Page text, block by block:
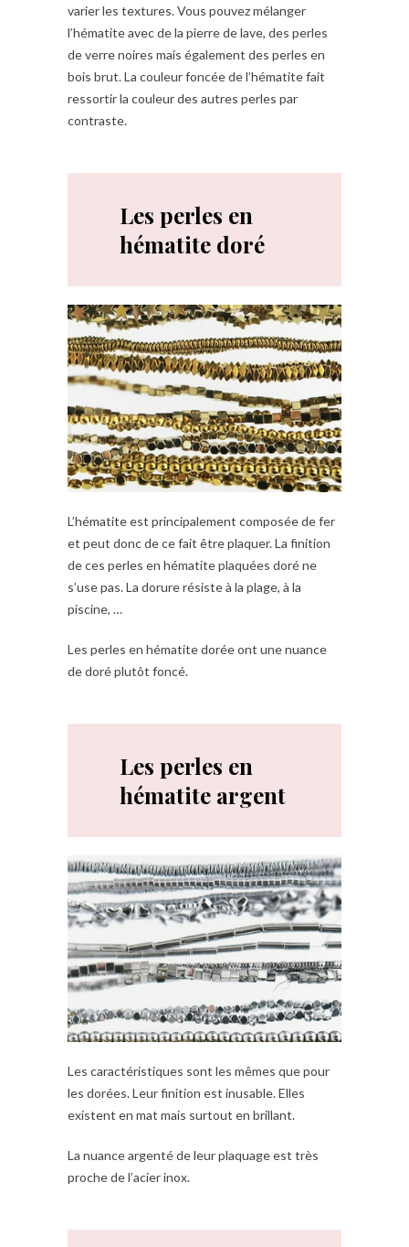
varier les textures. Vous pouvez mélanger
l’hématite avec de la pierre de lave, des perles
de verre noires mais également des perles en
bois brut. La couleur foncée de l’hématite fait
ressortir la couleur des autres perles par
contraste.
Les perles en
hématite doré
L’hématite est principalement composée de fer
et peut donc de ce fait être plaquer. La finition
de ces perles en hématite plaquées doré ne
s’use pas. La dorure résiste à la plage, à la
piscine, …
Les perles en hématite dorée ont une nuance
de doré plutôt foncé.
Les perles en
hématite argent
Les caractéristiques sont les mêmes que pour
les dorées. Leur finition est inusable. Elles
existent en mat mais surtout en brillant.
La nuance argenté de leur plaquage est très
proche de l’acier inox.